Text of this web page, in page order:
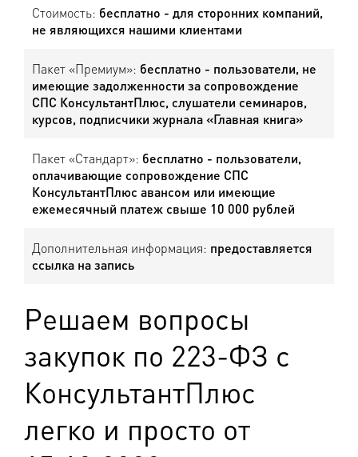
Стоимость: бесплатно - для сторонних компаний,
не являющихся нашими клиентами
Пакет «Премиум»: бесплатно - пользователи, не
имеющие задолженности за сопровождение
СПС КонсультантПлюс, слушатели семинаров,
курсов, подписчики журнала «Главная книга»
Пакет «Стандарт»: бесплатно - пользователи,
оплачивающие сопровождение СПС
КонсультантПлюс авансом или имеющие
ежемесячный платеж свыше 10 000 рублей
Дополнительная информация: предоставляется
ссылка на запись
Решаем вопросы
закупок по 223-ФЗ с
КонсультантПлюс
легко и просто от